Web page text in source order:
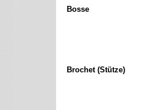
Bosse
Brochet (Stütze)